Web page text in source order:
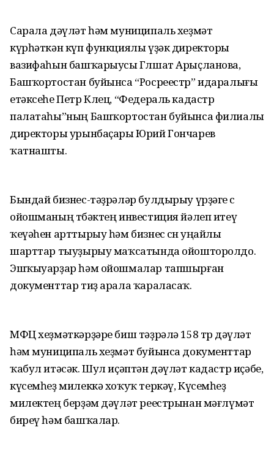
Сарала дәүләт һәм муниципаль хеҙмәт
күрһәткән күп функциялы үҙәк директоры
вазифаһын башҡарыусы Гөлшат Арыҫланова,
Башҡортостан буйынса “Росреестр” идаралығы
етәксеһе Петр Клец, “Федераль кадастр
палатаһы”ның Башҡортостан буйынса филиалы
директоры урынбаҫары Юрий Гончарев
ҡатнашты.
Бындай бизнес-тәҙрәләр булдырыу үрҙәге өс
ойошманың төбәктең инвестиция йәлеп итеү
ҡеүәһен арттырыу һәм бизнес өсөн уңайлы
шарттар тыуҙырыу маҡсатында ойошторолдо.
Эшҡыуарҙар һәм ойошмалар тапшырған
документтар тиҙ арала ҡараласаҡ.
МФЦ хеҙмәткәрҙәре биш тәҙрәлә 158 төр дәүләт
һәм муниципаль хеҙмәт буйынса документтар
ҡабул итәсәк. Шул иҫәптән дәүләт кадастр иҫәбе,
күсемһеҙ милеккә хоҡуҡ теркәү, Күсемһеҙ
милектең берҙәм дәүләт реестрынан мәғлүмәт
биреү һәм башҡалар.